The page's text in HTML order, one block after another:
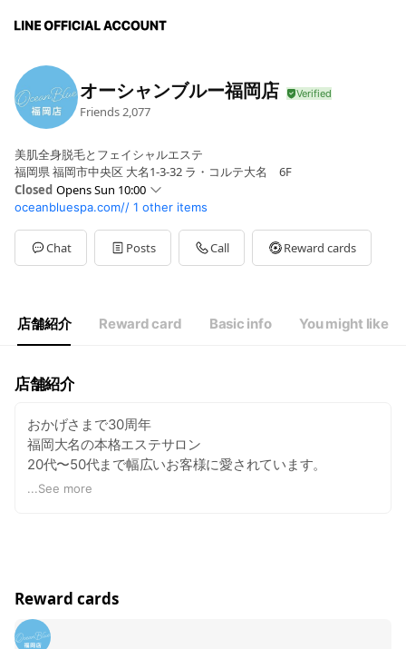
オーシャンブルー福岡店
Friends 2,077
美肌全身脱毛とフェイシャルエステ
福岡県 福岡市中央区 大名1-3-32 ラ・コルテ大名 6F
Closed Opens Sun 10:00
Sun10:00 - 18:00
Mon11:00 - 19:00
Tue11:00 - 21:00
Wed11:00 - 21:00
Sat11:00 - 21:00
祝日10:00～19:00 定休日なし
oceanbluespa.com// 1 other items
Chat Posts Call Reward cards
店舗紹介 Reward card Basic info You might like
店舗紹介
おかげさまで30周年
福岡大名の本格エステサロン
20代〜50代まで幅広いお客様に愛されています。
〒810-0041 福岡市中央区大名1-3-32 ラ・コルテ大名6F
...See more
Reward cards